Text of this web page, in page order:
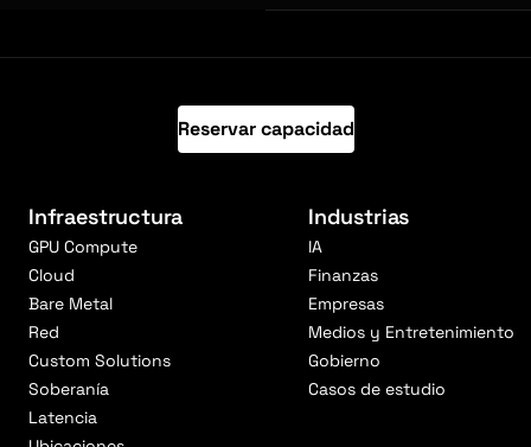
Reservar capacidad
Infraestructura
GPU Compute
Cloud
Bare Metal
Red
Custom Solutions
Soberanía
Latencia
Industrias
IA
Finanzas
Empresas
Medios y Entretenimiento
Gobierno
Casos de estudio